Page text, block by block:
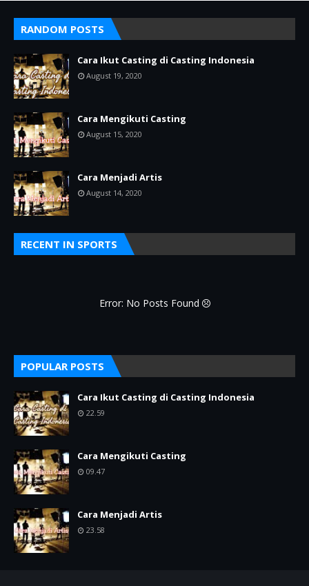
RANDOM POSTS
Cara Ikut Casting di Casting Indonesia
August 19, 2020
Cara Mengikuti Casting
August 15, 2020
Cara Menjadi Artis
August 14, 2020
RECENT IN SPORTS
Error: No Posts Found
POPULAR POSTS
Cara Ikut Casting di Casting Indonesia
22.59
Cara Mengikuti Casting
09.47
Cara Menjadi Artis
23.58